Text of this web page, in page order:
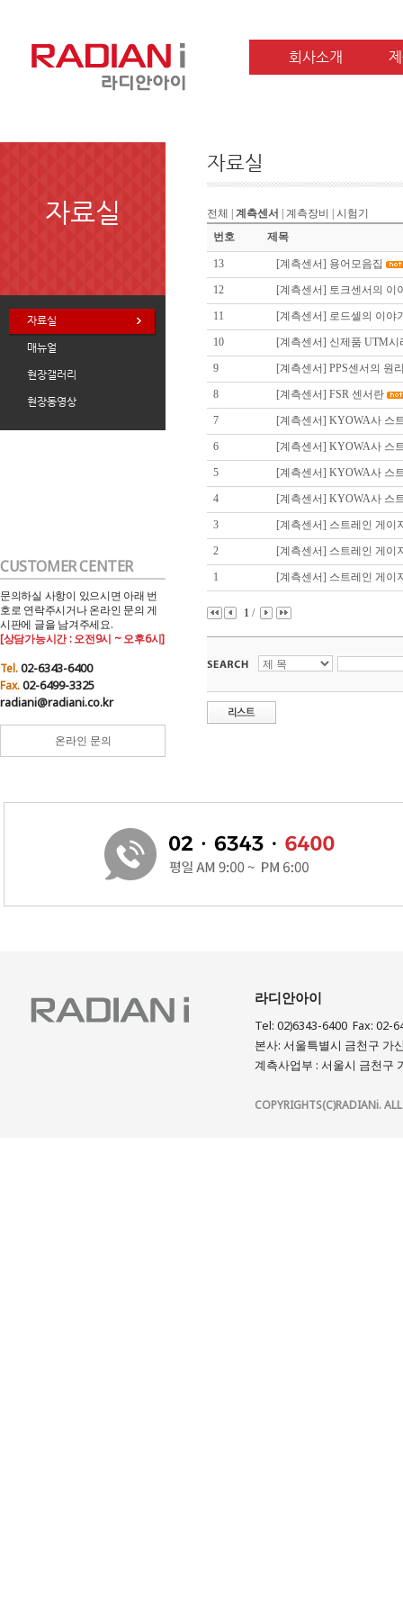
회사소개
자료실
자료실
매뉴얼
현장갤러리
현장동영상
CUSTOMER CENTER
문의하실 사항이 있으시면 아래 번
호로 연락주시거나 온라인 문의 게
시판에 글을 남겨주세요.
[상담가능시간 : 오전9시 ~ 오후6시]
Tel.02-6343-6400
Fax.02-6499-3325
radiani@radiani.co.kr
온라인 문의
자료실
전체 계측센서 계측장비
시험기
번호
제목
13 [계측센서] 용어모음집
12 [계측센서] 토크센서의 이
11 [계측센서] 로드셀의 이야
10 [계측센서] 신제품 UTM시
9 [계측센서] PPS센서의 원
8 [계측센서] FSR 센서란
7 [계측센서] KYOWA사 스
6 [계측센서] KYOWA사 스
5 [계측센서] KYOWA사 스
4 [계측센서] KYOWA사 스
3 [계측센서] 스트레인 게이
2 [계측센서] 스트레인 게이
1 [계측센서] 스트레인 게이
1 /
라디안아이
Tel: 02)6343-6400 Fax:
본사: 서울특별시 금천구 가
계측사업부 : 서울시 금천구
COPYRIGHTS(C)RADIANi. ALL